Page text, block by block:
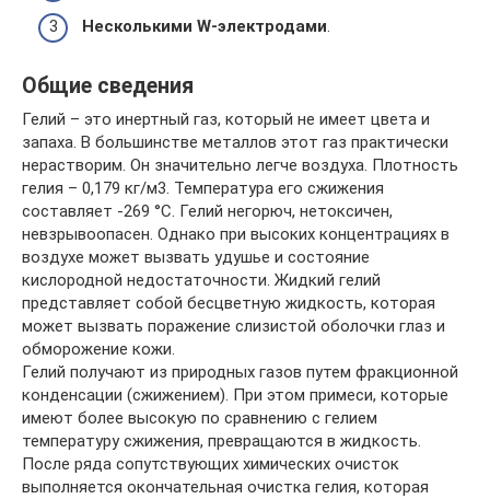
Несколькими W-электродами.
Общие сведения
Гелий – это инертный газ, который не имеет цвета и
запаха. В большинстве металлов этот газ практически
нерастворим. Он значительно легче воздуха. Плотность
гелия – 0,179 кг/м3. Температура его сжижения
составляет -269 °С. Гелий негорюч, нетоксичен,
невзрывоопасен. Однако при высоких концентрациях в
воздухе может вызвать удушье и состояние
кислородной недостаточности. Жидкий гелий
представляет собой бесцветную жидкость, которая
может вызвать поражение слизистой оболочки глаз и
обморожение кожи.
Гелий получают из природных газов путем фракционной
конденсации (сжижением). При этом примеси, которые
имеют более высокую по сравнению с гелием
температуру сжижения, превращаются в жидкость.
После ряда сопутствующих химических очисток
выполняется окончательная очистка гелия, которая